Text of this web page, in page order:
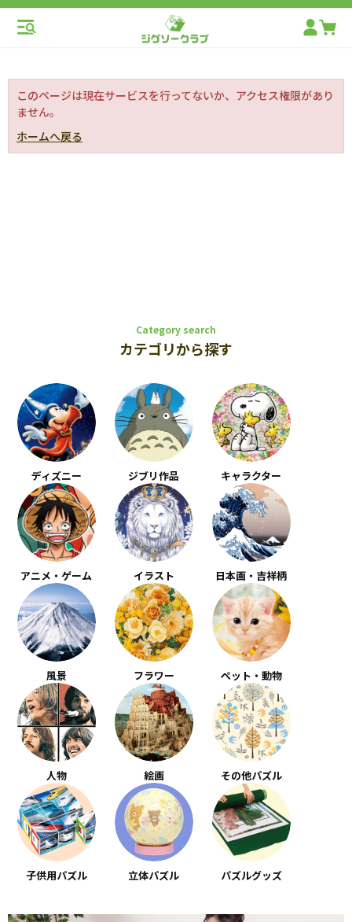
このページは現在サービスを行ってないか、アクセス権限があり
ません。
ホームへ戻る
Category search
カテゴリから探す
ディズニー ジブリ作品 キャラクター
アニメ・ゲーム イラスト 日本画・吉祥柄
風景 フラワー ペット・動物
人物 絵画 その他パズル
子供用パズル 立体パズル パズルグッズ